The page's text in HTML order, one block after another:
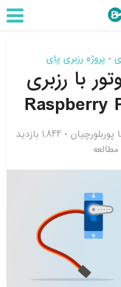
• پروژه رزبری پای
با رزبری
پوربلورچیان
1,844 بازدید